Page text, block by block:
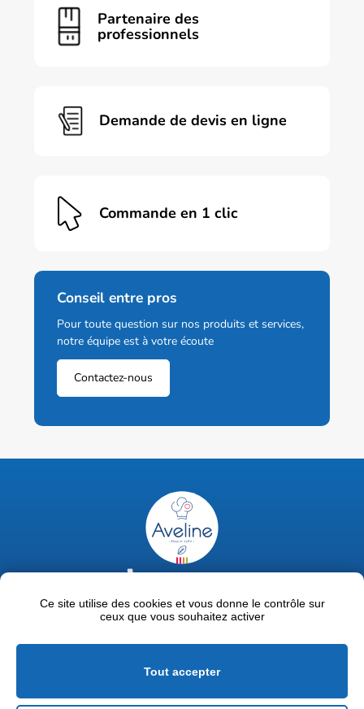
Partenaire des
professionnels
Demande de devis en ligne
Commande en 1 clic
Conseil entre pros
Pour toute question sur nos produits et services,
notre équipe est à votre écoute
Contactez-nous
02 47 63 18 92
contact@avelinepro.fr
Mentions légales
Ce site utilise des cookies et vous donne le contrôle sur
ceux que vous souhaitez activer
Tout accepter